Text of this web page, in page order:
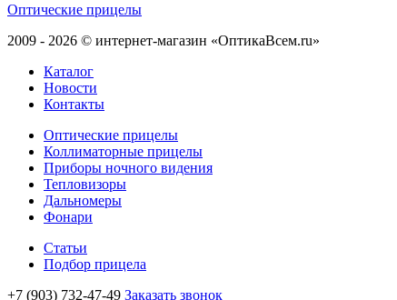
Оптические прицелы
2009 - 2026 © интернет-магазин «ОптикаВсем.ru»
Каталог
Новости
Контакты
Оптические прицелы
Коллиматорные прицелы
Приборы ночного видения
Тепловизоры
Дальномеры
Фонари
Статьи
Подбор прицела
+7 (903) 732-47-49 Заказать звонок